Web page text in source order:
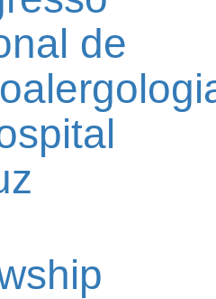
de